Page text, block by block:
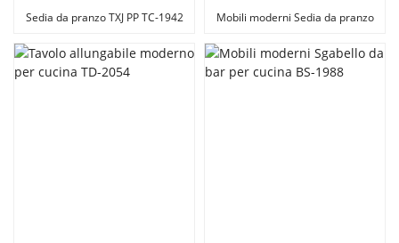
Sedia da pranzo TXJ PP TC-1942
Mobili moderni Sedia da pranzo